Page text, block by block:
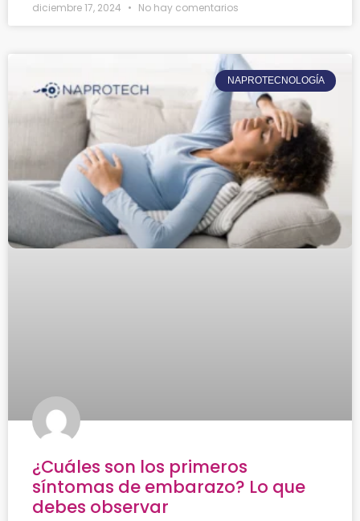
diciembre 17, 2024 No hay comentarios
NAPROTECNOLOGÍA
¿Cuáles son los primeros
síntomas de embarazo? Lo que
debes observar